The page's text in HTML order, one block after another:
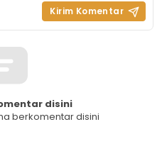
disini
berkomentar disini